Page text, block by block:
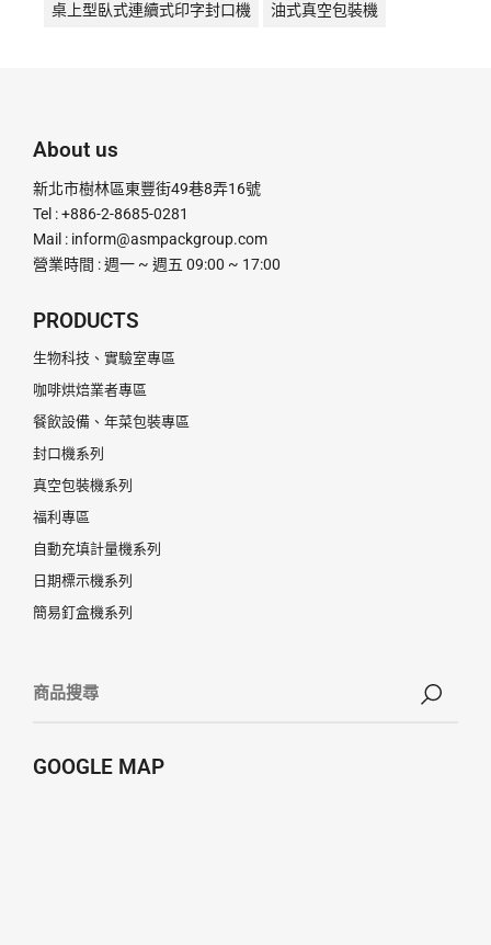
桌上型臥式連續式印字封口機 油式真空包裝機
計量分裝機 超音波釘盒機
連續式封口機 釘盒機
About us
新北市樹林區東豐街49巷8弄16號
Tel : +886-2-8685-0281
Mail : inform@asmpackgroup.com
營業時間 : 週一 ~ 週五 09:00 ~ 17:00
PRODUCTS
生物科技、實驗室專區
咖啡烘焙業者專區
餐飲設備、年菜包裝專區
封口機系列
真空包裝機系列
福利專區
自動充填計量機系列
日期標示機系列
簡易釘盒機系列
GOOGLE MAP